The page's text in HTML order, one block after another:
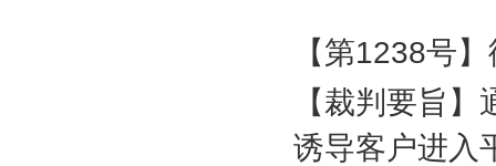
【第1238号】
【裁判要旨
诱导客户进入